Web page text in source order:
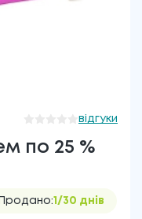
відгуки
по 25 %
Продано:1/30 днів